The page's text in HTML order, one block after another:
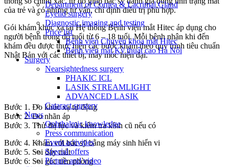
Department of Cornea & Lacrimal Gland
Eyelid surgery
Diagnostic imaging and testing
Price list
Bệnh viện Chuyên khoa mắt Hitec
Bệnh viện mắt Kỹ thuật cao Hà Nội
Surgery
Nearsightedness surgery
PHAKIC ICL
LASIK STREAMLIGHT
ADVANCED LASIK
Cataract surgery
News
Ophthalmic knowledge
Press communication
Event activities
Special offers
Picture and video
của trẻ và có những tư vấn, chỉ định điều trị phù hợp.
Gói khám khúc xạ tại Hệ thống Bệnh viện mắt Hitec áp dụng cho
người bệnh trong độ tuổi từ 6 – 18 tuổi. Mỗi bệnh nhân khi đến
khám đều được thực hiện các bước khám theo quy trình tiêu chuẩn
Nhật Bản với các thiết bị, máy móc hiện đại.
Bước 1. Đo khúc xạ tự động
Bước 2. Đo nhãn áp
Bước 3. Thử thị lực và kiểm tra kính cũ nếu có
Bước 4. Khám với bác sỹ bằng máy sinh hiển vi
Bước 5. Soi đáy mắt
Bước 6: Soi góc tiền phòng